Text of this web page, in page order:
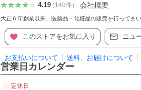
4.19（ 140件） 会社概要
大正６年創業以来、医薬品・化粧品の販売を行ってまい
このストアをお気に入り ニュ
お支払いについて 送料、お届けについて
営業日カレンダー
定休日